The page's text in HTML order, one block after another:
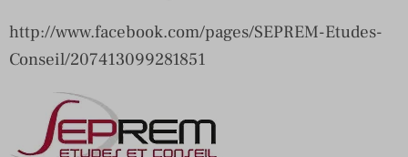
http://www.facebook.com/pages/SEPREM-Etudes-
Conseil/207413099281851